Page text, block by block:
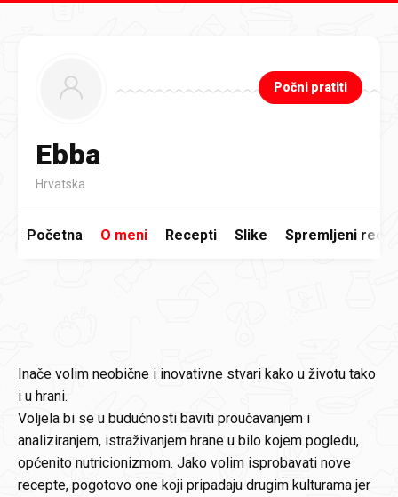
Ebba
Hrvatska
Počni pratiti
Početna O meni Recepti Slike Spremljeni
Inače volim neobične i inovativne stvari kako u životu tako
i u hrani.
Voljela bi se u budućnosti baviti proučavanjem i
analiziranjem, istraživanjem hrane u bilo kojem pogledu,
općenito nutricionizmom. Jako volim isprobavati nove
recepte, pogotovo one koji pripadaju drugim kulturama jer